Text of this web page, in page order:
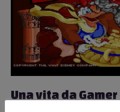
Una vita da Gamer